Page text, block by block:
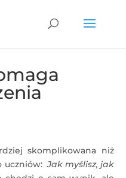
skomplikowana niż
uczniów:Jak myślisz, jak